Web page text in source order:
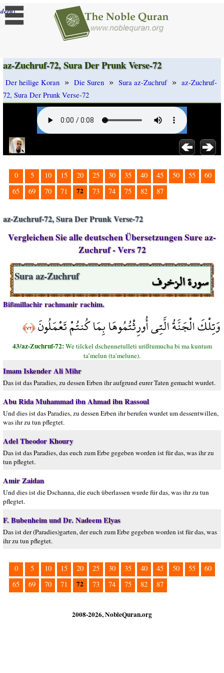
]
az-Zuchruf-72, Sura Der Prunk Verse-72
Der heilige Koran » Die Suren » Sura az-Zuchruf » az-Zuchruf-
72, Sura Der Prunk Verse-72
0 5 10 15 20 25 30 35 40 45 50 55
60
65
69 70 71 72 73 74 75 82 87
az-Zuchruf-72, Sura Der Prunk Verse-72
Vergleichen Sie alle deutschen Übersetzungen Sure az-
Zuchruf - Vers 72
سورة الزخرف Sura az-Zuchruf
Bißmillachir rachmanir rachim.
وَتِلْكَ الْجَنَّةُ الَّتِي أُورِثْتُمُوهَا بِمَا كُنتُمْ تَعْمَلُونَ﴿٧٢﴾
43/az-Zuchruf-72:We tilckel dschennetulleti urißtumucha bi ma kuntum
ta’melun (ta’melune).
Imam Iskender Ali Mihr
Das ist das Paradies, zu dessen Erben ihr aufgrund eurer Taten gemacht wurdet.
Abu Rida Muhammad ibn Ahmad ibn Rassoul
Und dies ist das Paradies, zu dessen Erben ihr berufen wurdet um dessentwillen,
was ihr zu tun pflegtet.
Adel Theodor Khoury
Das ist das Paradies, das euch zum Erbe gegeben worden ist für das, was ihr zu
tun pflegtet.
Amir Zaidan
Und dies ist die Dschanna, die euch überlassen wurde für das, was ihr zu tun
pflegtet.
F. Bubenheim und Dr. Nadeem Elyas
Das ist der (Paradies)garten, der euch zum Erbe gegeben worden ist für das, was
ihr zu tun pflegtet.
0 5 10 15 20 25 30 35 40 45 50 55
60
65
69 70 71 72 73 74 75 82 87
2008-2026, NobleQuran.org